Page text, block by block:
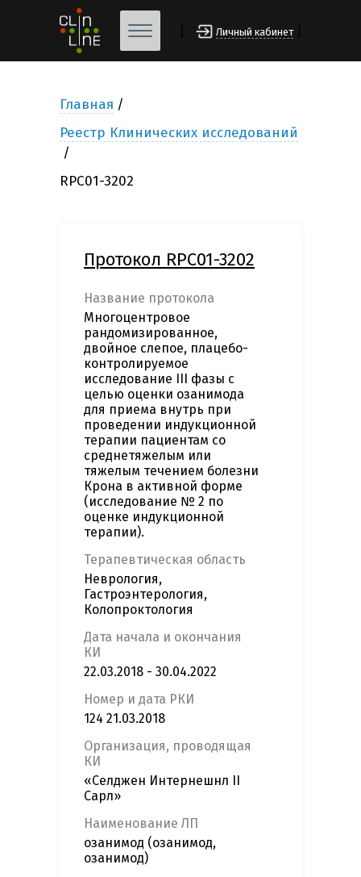
Личный кабинет
Главная
Реестр Клинических исследований
RPC01-3202
Протокол RPC01-3202
Название протокола
Многоцентровое
рандомизированное,
двойное слепое, плацебо-
контролируемое
исследование III фазы с
целью оценки озанимода
для приема внутрь при
проведении индукционной
терапии пациентам со
среднетяжелым или
тяжелым течением болезни
Крона в активной форме
(исследование № 2 по
оценке индукционной
терапии).
Терапевтическая область
Неврология,
Гастроэнтерология,
Колопроктология
Дата начала и окончания
КИ
22.03.2018 - 30.04.2022
Номер и дата РКИ
124 21.03.2018
Организация, проводящая
КИ
«Селджен Интернешнл II
Сарл»
Наименование ЛП
озанимод (озанимод,
озанимод)